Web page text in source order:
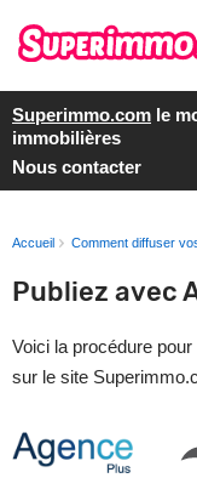
Superimmo.com le
immobilières
Nous contacter
Accueil Comment diffuser
Publiez avec
Voici la procédure
sur le site